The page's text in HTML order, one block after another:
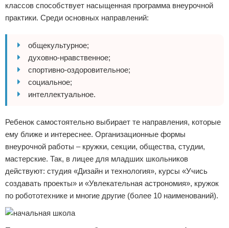
классов способствует насыщенная программа внеурочной
практики. Среди основных направлений:
общекультурное;
духовно-нравственное;
спортивно-оздоровительное;
социальное;
интеллектуальное.
Ребенок самостоятельно выбирает те направления, которые
ему ближе и интереснее. Организационные формы
внеурочной работы – кружки, секции, общества, студии,
мастерские. Так, в лицее для младших школьников
действуют: студия «Дизайн и технология», курсы «Учись
создавать проекты» и «Увлекательная астрономия», кружок
по робототехнике и многие другие (более 10 наименований).